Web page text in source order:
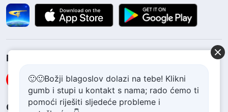
Pratite nas
Obratite nam se
🙂🙂Božji blagoslov dolazi na tebe! Klikni
gumb i stupi u kontakt s nama; rado ćemo ti
pomoći riješiti sljedeće probleme i